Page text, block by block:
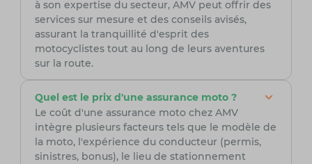
à son expertise du secteur, AMV peut offrir des
services sur mesure et des conseils avisés,
assurant la tranquillité d'esprit des
motocyclistes tout au long de leurs aventures
sur la route.
Quel est le prix d'une assurance moto ?
Le coût d'une assurance moto chez AMV
intègre plusieurs facteurs tels que le modèle de
la moto, l'expérience du conducteur (permis,
sinistres, bonus), le lieu de stationnement